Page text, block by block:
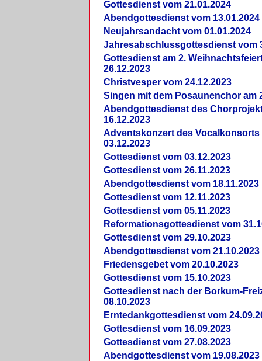
Gottesdienst vom 21.01.2024
Abendgottesdienst vom 13.01.2024
Neujahrsandacht vom 01.01.2024
Jahresabschlussgottesdienst vom
Gottesdienst am 2.
26.12.2023
Christvesper vom 24.12.2023
Singen mit dem Posaunenchor am
Abendgottesdienst des
16.12.2023
Adventskonzert des Vocalkonsorts
03.12.2023
Gottesdienst vom 03.12.2023
Gottesdienst vom 26.11.2023
Abendgottesdienst vom 18.11.2023
Gottesdienst vom 12.11.2023
Gottesdienst vom 05.11.2023
Reformationsgottesdienst vom
Gottesdienst vom 29.10.2023
Abendgottesdienst vom 21.10.2023
Friedensgebet vom 20.10.2023
Gottesdienst vom 15.10.2023
Gottesdienst nach der Borkum-
08.10.2023
Erntedankgottesdienst vom
Gottesdienst vom 16.09.2023
Gottesdienst vom 27.08.2023
Abendgottesdienst vom 19.08.2023